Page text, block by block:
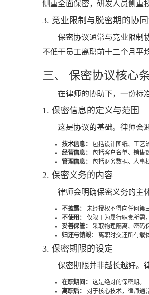
侧重全面保密，研发人员侧重
3. 竞业限制与脱密期的协
保密协议通常与竞业限制
不低于员工离职前十二个月平
三、 保密协议核心
在律师的协助下，一份标
1. 保密信息的定义与范围
这是协议的基础。律师会
技术信息：
包括设计图纸、工艺
经营信息：
包括客户名单、销售
管理信息：
包括财务数据、人事
2. 保密义务的内容
律师会明确保密义务的主
不披露：
未经授权不得向任何第
不使用：
仅限于为履行职责所需
妥善保管：
采取物理隔离、密码
归还与销毁：
离职时交还所有载
3. 保密期限的设定
保密期限并非越长越好。
在职期间：
这是绝对的保密期。
离职后：
对于核心技术，律师通